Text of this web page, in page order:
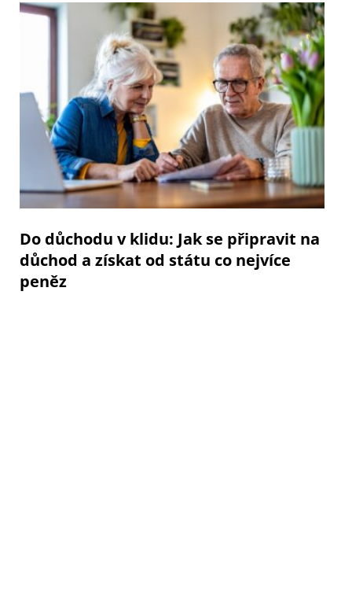
Do důchodu v klidu: Jak se připravit na
důchod a získat od státu co nejvíce
peněz